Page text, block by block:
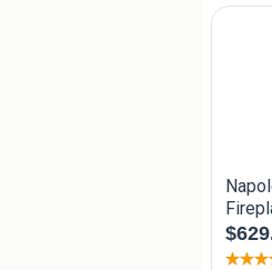
L/H. 84
Inbouw,
Systeem
Gesloten
Haard